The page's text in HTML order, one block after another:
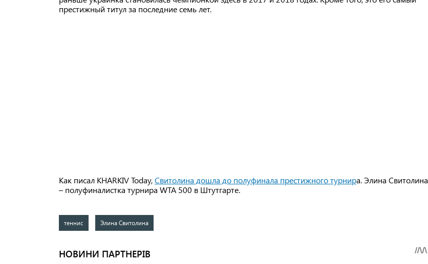
престижный титул за последние семь лет.
Как писал KHARKIV Today,Свитолина дошла до полуфинала престижного турнира. Элина Свитолина
– полуфиналистка турнира WTA 500 в Штутгарте.
теннис Элина Свитолина